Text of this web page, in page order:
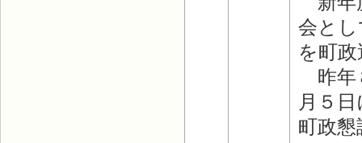
会と
を町
昨年
月５
町政